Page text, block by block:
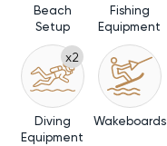
Beach
Setup
Fishing
Equipment
x2
Diving
Equipment
Wakeboards